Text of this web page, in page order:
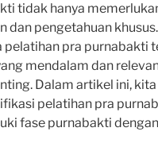
tidak hanya
dan pengetahuan
pra purnabakti
mendalam dan
Dalam artikel ini,
pelatihan pra
fase purnabakti